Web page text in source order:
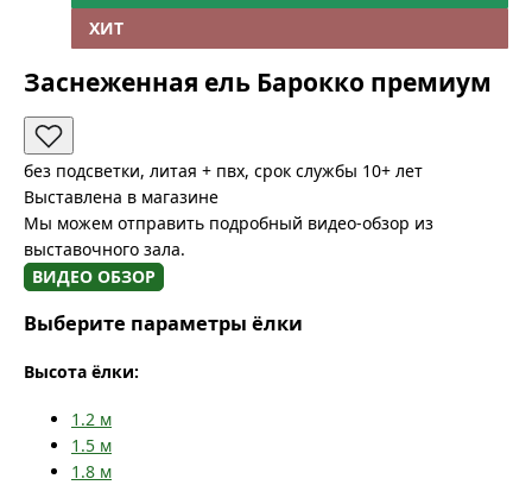
ХИТ
Заснеженная ель Барокко премиум
без подсветки, литая + пвх, срок службы 10+ лет
Выставлена в магазине
Мы можем отправить подробный видео-обзор из
выставочного зала.
ВИДЕО ОБЗОР
Выберите параметры ёлки
Высота ёлки:
1.2 м
1.5 м
1.8 м